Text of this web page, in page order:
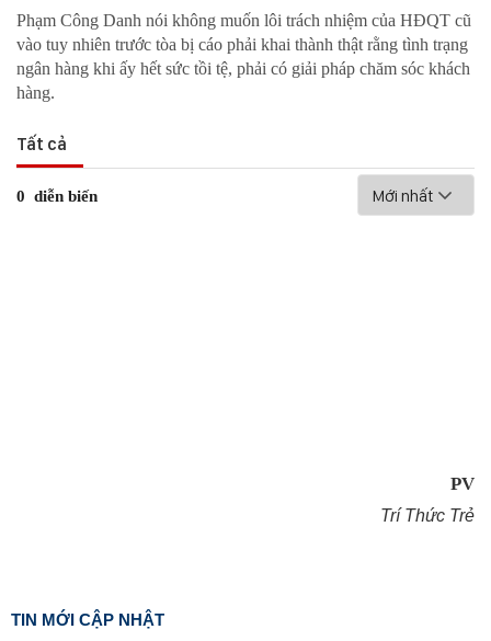
Phạm Công Danh nói không muốn lôi trách nhiệm của HĐQT cũ
vào tuy nhiên trước tòa bị cáo phải khai thành thật rằng tình trạng
ngân hàng khi ấy hết sức tồi tệ, phải có giải pháp chăm sóc khách
hàng.
Tất cả
0 diễn biến Mới nhất
PV
Trí Thức Trẻ
TIN MỚI CẬP NHẬT